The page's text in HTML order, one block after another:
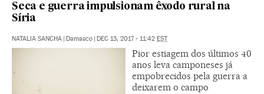
Seca e guerra impulsionam êxodo rural na
Síria
NATALIA SANCHA Damasco DEC 13, 2017 - 11:42 EST
Pior estiagem dos últimos 40
anos leva camponeses já
empobrecidos pela guerra a
deixarem o campo